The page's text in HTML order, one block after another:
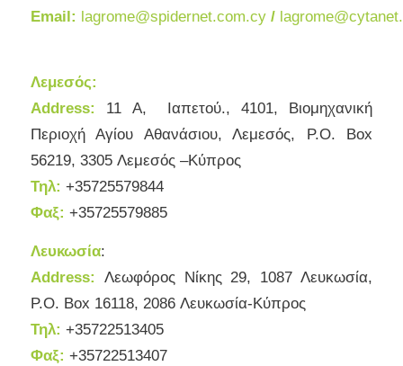
Email: lagrome@spidernet.com.cy /
Λεμεσός:
Address: 11 Α, Ιαπετού., 4101, Βιομηχανική
Περιοχή Αγίου Αθανάσιου, Λεμεσός, P.O. Box
56219, 3305 Λεμεσός –Κύπρος
Τηλ: +35725579844
Φαξ: +35725579885
Λευκωσία:
Address: Λεωφόρος Νίκης 29, 1087 Λευκωσία,
P.O. Box 16118, 2086 Λευκωσία-Κύπρος
Τηλ: +35722513405
Φαξ: +35722513407